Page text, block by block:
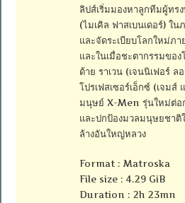
ลิปส์เริ่มมองหาลูกทีมผู้ทร
(ไมเคิล ฟาสเบนเดอร์) ใ
และจัดระเบียบโลกใหม่ภา
และในเมื่อชะตากรรมขอ
ด้าย ราเวน (เจนนิเฟอร์ ล
โปรเฟสเซอร์เอ็กซ์ (เจม
มนุษย์ X-Men รุ่นใหม่ต่อ
และปกป้องมวลมนุษยชาติ
ล้างอันใหญ่หลวง
Format : Matroska
File size : 4.29 GiB
Duration : 2h 23mn